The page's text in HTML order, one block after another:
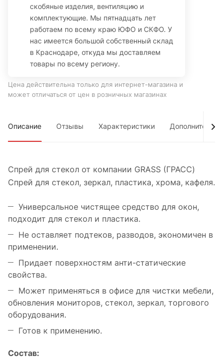
скобяные изделия, вентиляцию и
комплектующие. Мы пятнадцать лет
работаем по всему краю ЮФО и СКФО. У
нас имеется большой собственный склад
в Краснодаре, откуда мы доставляем
товары по всему региону.
Цена действительна только для интернет-магазина и
может отличаться от цен в розничных магазинах
Описание Отзывы Характеристики Дополнительно
Спрей для стекол от компании GRASS (ГРАСС)
Спрей для стекол, зеркал, пластика, хрома, кафеля.
Универсальное чистящее средство для окон,
подходит для стекол и пластика.
Не оставляет подтеков, разводов, экономичен в
применении.
Придает поверхностям анти-статические
свойства.
Может применяться в офисе для чистки мебели,
обновления мониторов, стекол, зеркал, торгового
оборудования.
Готов к применению.
Состав: